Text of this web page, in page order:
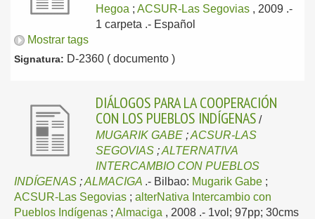
Hegoa ; ACSUR-Las Segovias , 2009 .-
1 carpeta .- Español
Mostrar tags
Signatura: D-2360 ( documento )
DIÁLOGOS PARA LA COOPERACIÓN
CON LOS PUEBLOS INDÍGENAS /
MUGARIK GABE ;ACSUR-LAS
SEGOVIAS ;ALTERNATIVA
INTERCAMBIO CON PUEBLOS
INDÍGENAS ;ALMACIGA .- Bilbao: Mugarik Gabe ;
ACSUR-Las Segovias ; alterNativa Intercambio con
Pueblos Indígenas ; Almaciga , 2008 .- 1vol; 97pp; 30cms